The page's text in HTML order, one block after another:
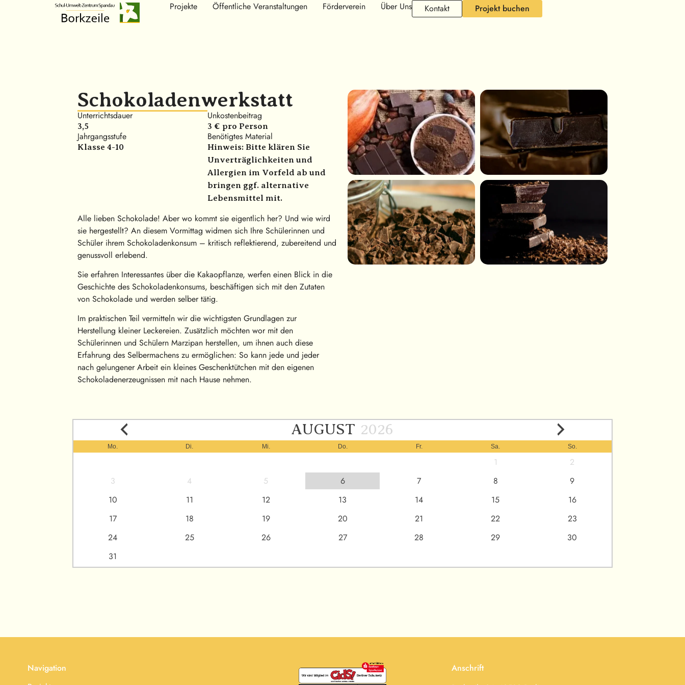
Projekte Öffentliche Veranstaltungen Förderverein Über Uns Kontakt Projekt buchen
Schokoladenwerkstatt
Unterrichtsdauer
3,5
Unkostenbeitrag
3 € pro Person
Jahrgangsstufe
Klasse 4-10
Benötigtes Material
Hinweis: Bitte klären Sie
Unverträglichkeiten und
Allergien im Vorfeld ab und
bringen ggf. alternative
Lebensmittel mit.
Alle lieben Schokolade! Aber wo kommt sie eigentlich her? Und wie wird
sie hergestellt? An diesem Vormittag widmen sich Ihre Schülerinnen und
Schüler ihrem Schokoladenkonsum – kritisch reflektierend, zubereitend und
genussvoll erlebend.
Sie erfahren Interessantes über die Kakaopflanze, werfen einen Blick in die
Geschichte des Schokoladenkonsums, beschäftigen sich mit den Zutaten
von Schokolade und werden selber tätig.
Im praktischen Teil vermitteln wir die wichtigsten Grundlagen zur
Herstellung kleiner Leckereien. Zusätzlich möchten wor mit den
Schülerinnen und Schülern Marzipan herstellen, um ihnen auch diese
Erfahrung des Selbermachens zu ermöglichen: So kann jede und jeder
nach gelungener Arbeit ein kleines Geschenktütchen mit den eigenen
Schokoladenerzeugnissen mit nach Hause nehmen.
AUGUST 2026
Mo. Di. Mi. Do. Fr. Sa. So.
1
2
3
4 5 6 7 8
9
10
11 12 13 14 15
16
17
18 19 20 21 22
23
24
25 26 27 28 29
30
31
Navigation
Anschrift